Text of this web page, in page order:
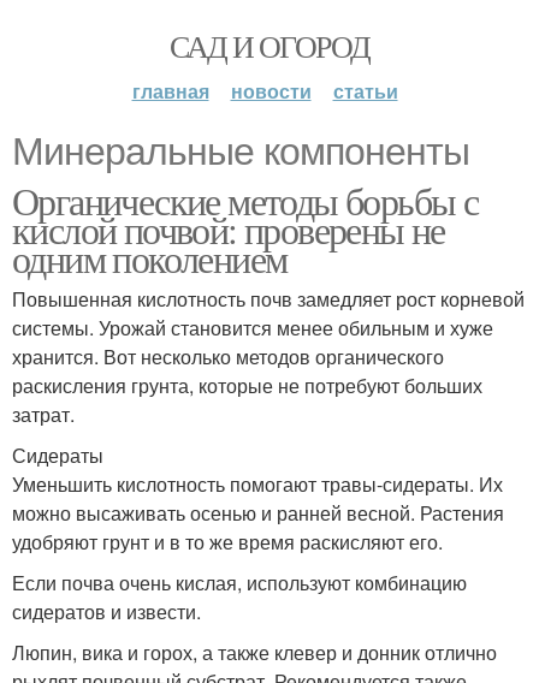
САД И ОГОРОД
главная новости статьи
Минеральные компоненты
Органические методы борьбы с
кислой почвой: проверены не
одним поколением
Повышенная кислотность почв замедляет рост корневой
системы. Урожай становится менее обильным и хуже
хранится. Вот несколько методов органического
раскисления грунта, которые не потребуют больших
затрат.
Сидераты
Уменьшить кислотность помогают травы-сидераты. Их
можно высаживать осенью и ранней весной. Растения
удобряют грунт и в то же время раскисляют его.
Если почва очень кислая, используют комбинацию
сидератов и извести.
Люпин, вика и горох, а также клевер и донник отлично